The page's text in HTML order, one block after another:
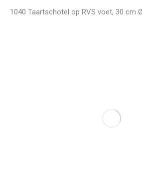
1040 Taartschotel op RVS voet, 30 cm